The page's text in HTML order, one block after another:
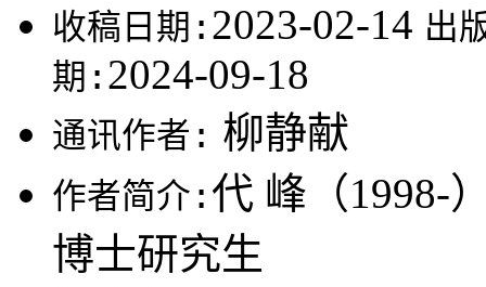
收稿日期: 2023-02-14 出
期: 2024-09-18
通讯作者: 柳静献
作者简介: 代 峰（1998-
博士研究生